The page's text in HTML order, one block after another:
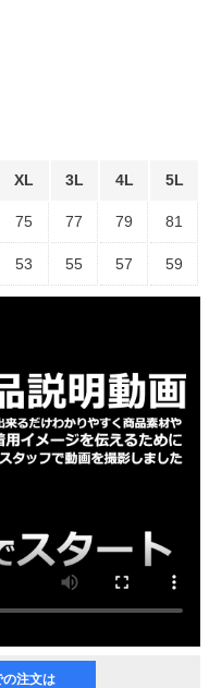
XL 3L 4L 5L
75 77 79 81
53 55 57 59